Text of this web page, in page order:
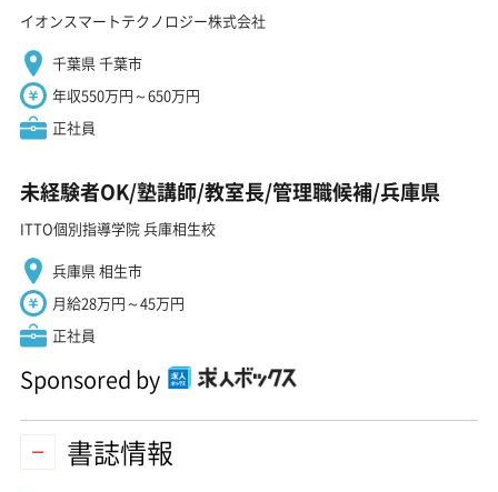
イオンスマートテクノロジー株式会社
千葉県 千葉市
年収550万円～650万円
正社員
未経験者OK/塾講師/教室長/管理職候補/兵庫県
ITTO個別指導学院 兵庫相生校
兵庫県 相生市
月給28万円～45万円
正社員
Sponsored by
書誌情報